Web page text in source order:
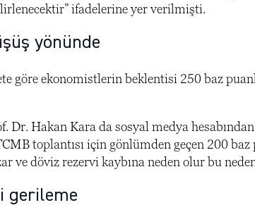
ifadelerine yer verilmişti.
yönünde
göre ekonomistlerin beklentisi 250 baz
Dr. Hakan Kara da sosyal medya
toplantısı için gönlümden geçen 200
döviz rezervi kaybına neden olur bu
gerileme